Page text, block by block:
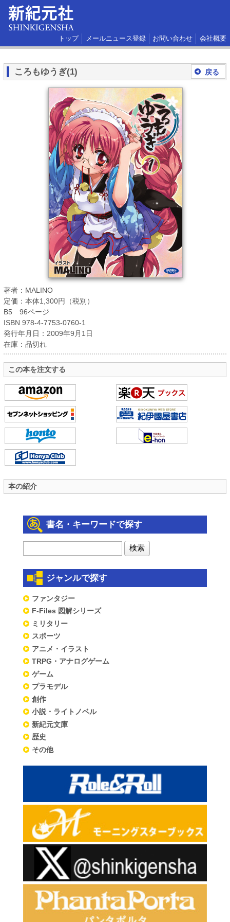
トップ メールニュース登録 お問い合わせ 会社概要
戻る
ころもゆうぎ(1)
著者：MALINO
定価：本体1,300円（税別）
B5 96ページ
ISBN 978-4-7753-0760-1
発行年月日：2009年9月1日
在庫：品切れ
この本を注文する
本の紹介
書名・キーワードで探す
ジャンルで探す
ファンタジー
F-Files 図解シリーズ
ミリタリー
スポーツ
アニメ・イラスト
TRPG・アナログゲーム
ゲーム
プラモデル
創作
小説・ライトノベル
新紀元文庫
歴史
その他